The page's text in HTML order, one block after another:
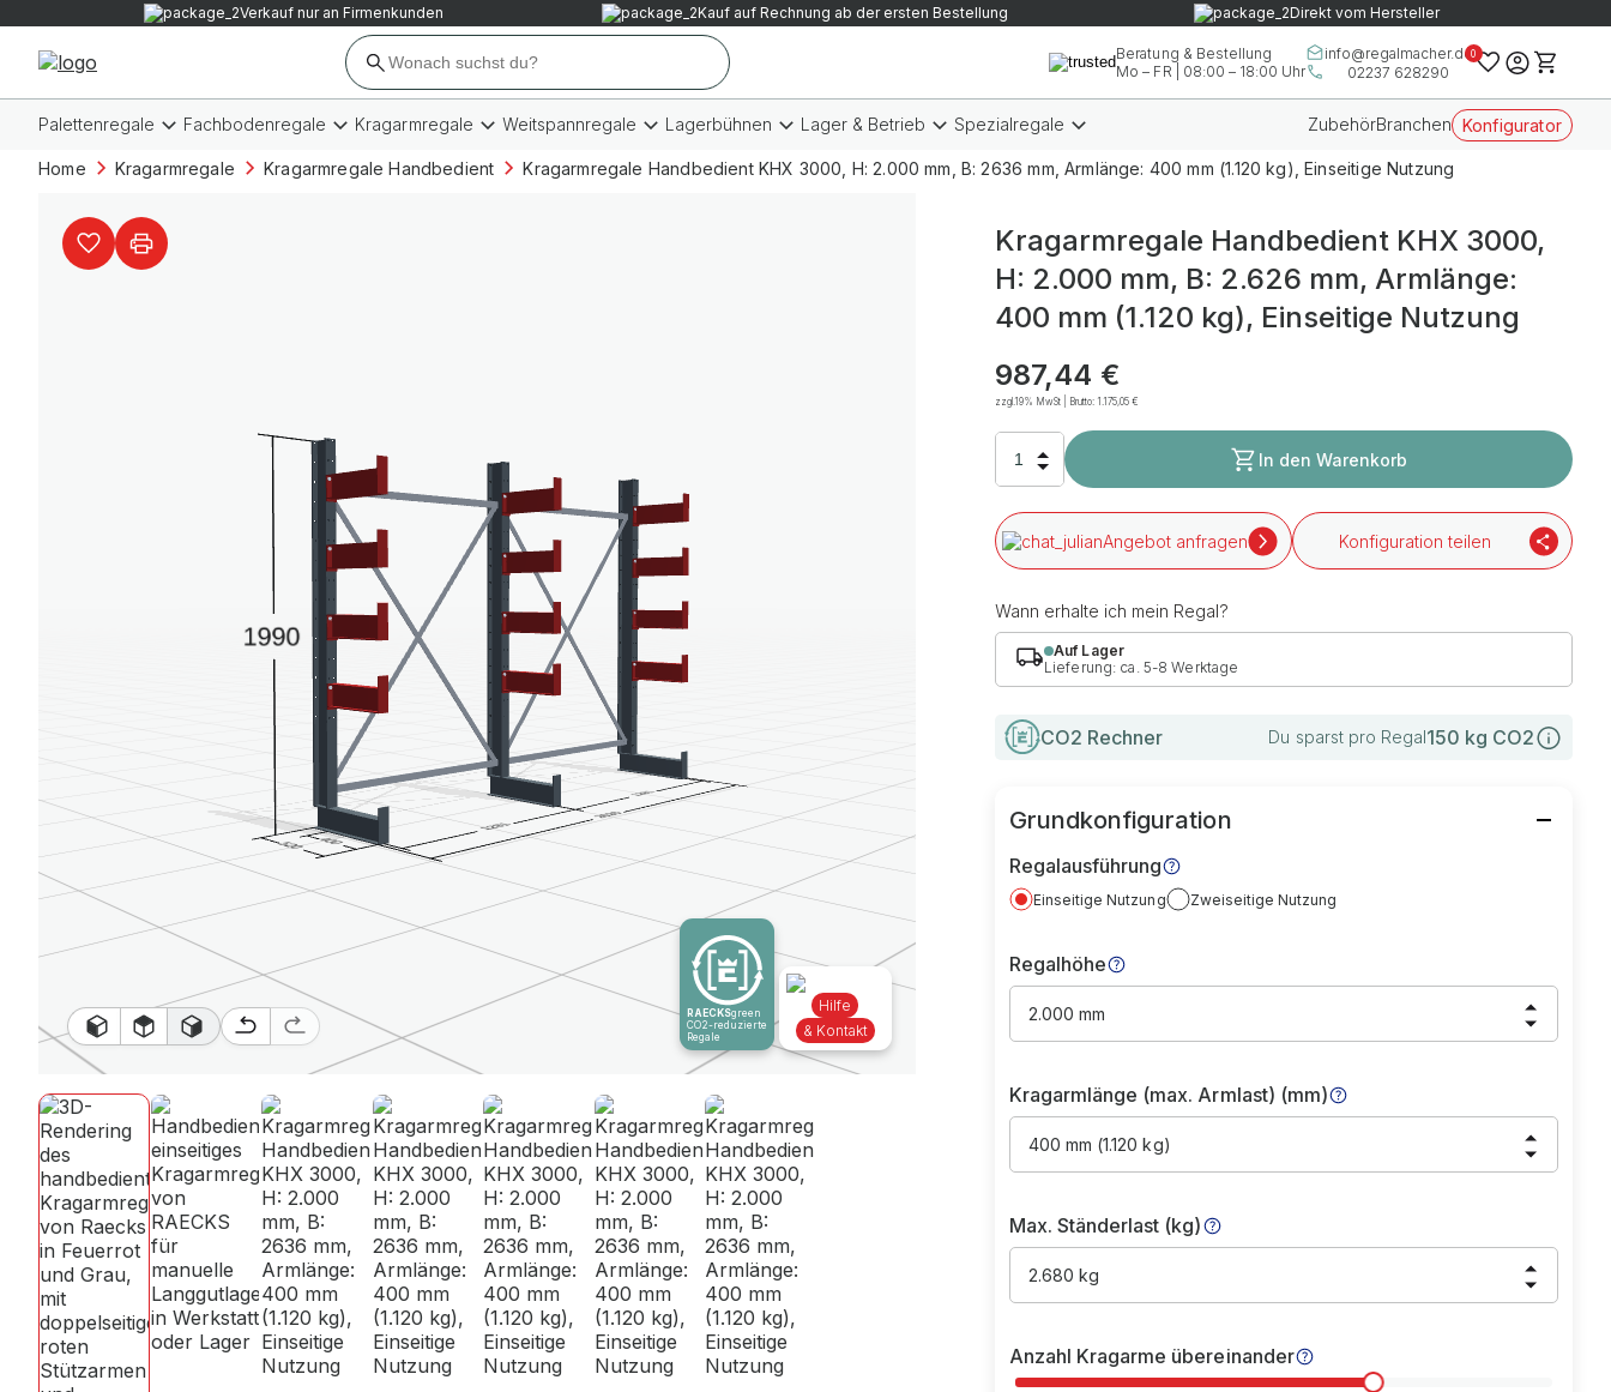
Verkauf nur an Firmenkunden Kauf auf Rechnung ab der ersten Bestellung Direkt vom Hersteller
Beratung & Bestellung
Mo – FR | 08:00 – 18:00 Uhr
info@regalmacher.de
02237 628290
0
Palettenregale Fachbodenregale Kragarmregale Weitspannregale Lagerbühnen Lager & Betrieb Spezialregale ZubehörBranchen Konfigurator
Home Kragarmregale Kragarmregale Handbedient Kragarmregale Handbedient KHX 3000, H: 2.000 mm, B: 2636 mm, Armlänge: 400 mm (1.120 kg), Einseitige Nutzung
RAECKSgreen
CO2-reduzierte
Regale
Hilfe
& Kontakt
Kragarmregale Handbedient KHX 3000,
H: 2.000 mm, B: 2.626 mm, Armlänge:
400 mm (1.120 kg), Einseitige Nutzung
987,44 €
zzgl.19% MwSt | Brutto:1.175,05 €
In den Warenkorb
Angebot anfragen Konfiguration teilen
Wann erhalte ich mein Regal?
Auf Lager
Lieferung: ca. 5-8 Werktage
CO2 Rechner Du sparst pro Regal150 kg CO2
Grundkonfiguration
Regalausführung
Einseitige Nutzung Zweiseitige Nutzung
Regalhöhe
2.000 mm
Kragarmlänge (max. Armlast) (mm)
400 mm (1.120 kg)
Max. Ständerlast (kg)
2.680 kg
Anzahl Kragarme übereinander